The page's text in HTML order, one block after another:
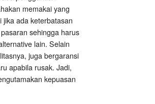
memakai yang
jika ada keterbatasan
sehingga harus
lain. Selain
juga bergaransi
apabila rusak. Jadi,
kepuasan